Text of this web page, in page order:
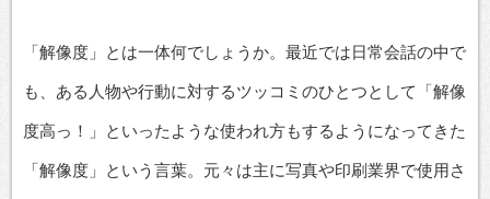
「解像度」とは一体何でしょうか。最近では日常会話の中で
も、ある人物や行動に対するツッコミのひとつとして「解像
度高っ！」といったような使われ方もするようになってきた
「解像度」という言葉。元々は主に写真や印刷業界で使用さ